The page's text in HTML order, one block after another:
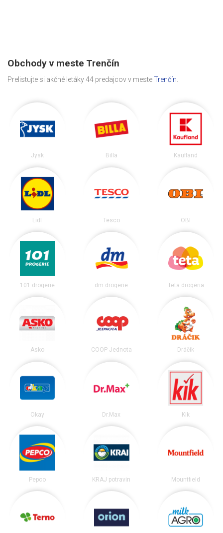
Obchody v meste Trenčín
Prelistujte si akčné letáky 44 predajcov v mesteTrenčín.
Jysk Billa Kaufland
Lidl Tesco OBI
101 drogerie dm drogerie Teta drogéria
Asko COOP Jednota Dráčik
Okay Dr.Max Kik
Pepco KRAJ potravín Mountfield